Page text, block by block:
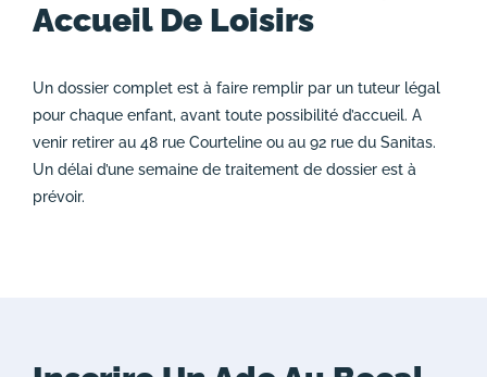
Accueil De Loisirs
Un dossier complet est à faire remplir par un tuteur légal
pour chaque enfant, avant toute possibilité d’accueil. A
venir retirer au 48 rue Courteline ou au 92 rue du Sanitas.
Un délai d’une semaine de traitement de dossier est à
prévoir.